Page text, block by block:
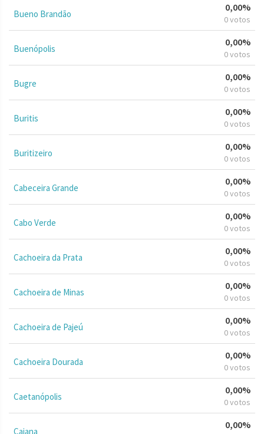
Bueno Brandão
0,00%
0 votos
Buenópolis
0,00%
0 votos
Bugre
0,00%
0 votos
Buritis
0,00%
0 votos
Buritizeiro
0,00%
0 votos
Cabeceira Grande
0,00%
0 votos
Cabo Verde
0,00%
0 votos
Cachoeira da Prata
0,00%
0 votos
Cachoeira de Minas
0,00%
0 votos
Cachoeira de Pajeú
0,00%
0 votos
Cachoeira Dourada
0,00%
0 votos
Caetanópolis
0,00%
0 votos
Caiana
0,00%